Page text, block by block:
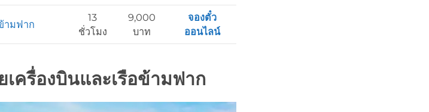
ามฟาก
13
ชั่วโมง
9,000
บาท
จองตั๋ว
ออนไลน์
เครื่องบินและเรือข้ามฟาก